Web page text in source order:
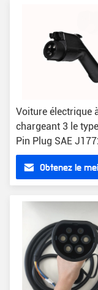
Voiture électrique
chargeant 3 le
Pin Plug SAE
prise 2
Obtenez le